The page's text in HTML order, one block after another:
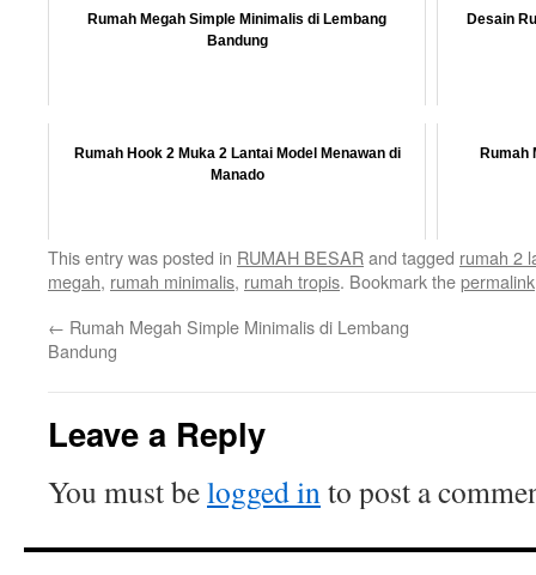
Rumah Megah Simple Minimalis di Lembang
Bandung
Desain
Rumah Hook 2 Muka 2 Lantai Model Menawan di
Manado
Rumah
This entry was posted in RUMAH BESARand tagged rumah 2
megah, rumah minimalis, rumah tropis. Bookmark thepermalink
← Rumah Megah Simple Minimalis di Lembang
Bandung
Leave a Reply
You must belogged into post a